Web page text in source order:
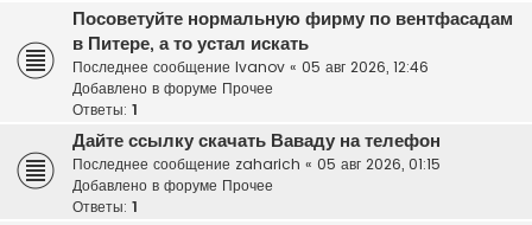
Посоветуйте нормальную фирму по вентфасадам
в Питере, а то устал искать
Последнее сообщение Ivanov « 05 авг 2026, 12:46
Добавлено в форуме Прочее
Ответы: 1
Дайте ссылку скачать Ваваду на телефон
Последнее сообщение zaharich « 05 авг 2026, 01:15
Добавлено в форуме Прочее
Ответы: 1